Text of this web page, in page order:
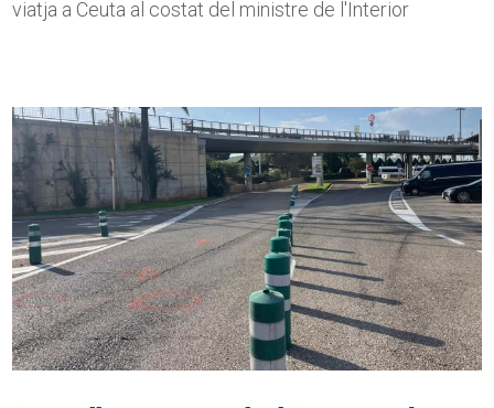
viatja a Ceuta al costat del ministre de l'Interior